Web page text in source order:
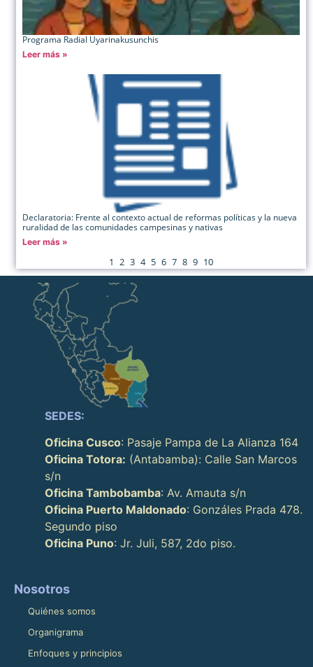
Programa Radial Uyarinakusunchis
Leer más »
Declaratoria: Frente al contexto actual de reformas políticas y la nueva
ruralidad de las comunidades campesinas y nativas
Leer más »
1 2 3 4 5 6 7 8 9 10
SEDES:
Oficina Cusco: Pasaje Pampa de La Alianza 164
Oficina Totora: (Antabamba): Calle San Marcos
s/n
Oficina Tambobamba: Av. Amauta s/n
Oficina Puerto Maldonado: Gonzáles Prada 478.
Segundo piso
Oficina Puno: Jr. Juli, 587, 2do piso.
Nosotros
Quiénes somos
Organigrama
Enfoques y principios